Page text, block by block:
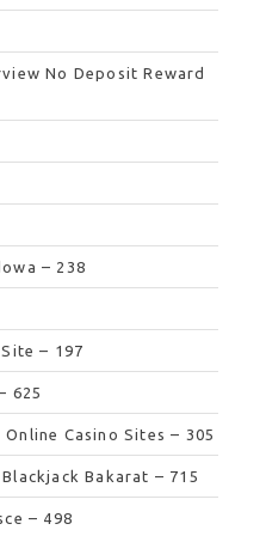
No Deposit Reward
– 238
– 197
625
Casino Sites – 305
Bakarat – 715
– 498